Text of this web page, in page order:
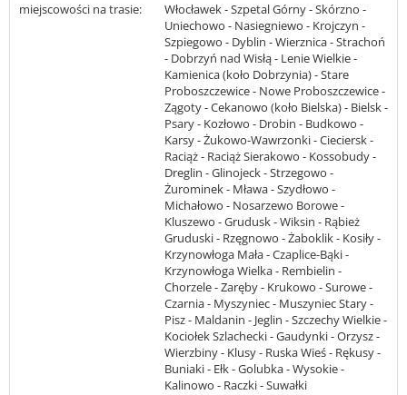
miejscowości na trasie:
Włocławek - Szpetal Górny - Skórzno -
Uniechowo - Nasiegniewo - Krojczyn -
Szpiegowo - Dyblin - Wierznica - Strachoń
- Dobrzyń nad Wisłą - Lenie Wielkie -
Kamienica (koło Dobrzynia) - Stare
Proboszczewice - Nowe Proboszczewice -
Zągoty - Cekanowo (koło Bielska) - Bielsk -
Psary - Kozłowo - Drobin - Budkowo -
Karsy - Żukowo-Wawrzonki - Cieciersk -
Raciąż - Raciąż Sierakowo - Kossobudy -
Dreglin - Glinojeck - Strzegowo -
Żurominek - Mława - Szydłowo -
Michałowo - Nosarzewo Borowe -
Kluszewo - Grudusk - Wiksin - Rąbież
Gruduski - Rzęgnowo - Żaboklik - Kosiły -
Krzynowłoga Mała - Czaplice-Bąki -
Krzynowłoga Wielka - Rembielin -
Chorzele - Zaręby - Krukowo - Surowe -
Czarnia - Myszyniec - Muszyniec Stary -
Pisz - Maldanin - Jeglin - Szczechy Wielkie -
Kociołek Szlachecki - Gaudynki - Orzysz -
Wierzbiny - Klusy - Ruska Wieś - Rękusy -
Buniaki - Ełk - Golubka - Wysokie -
Kalinowo - Raczki - Suwałki